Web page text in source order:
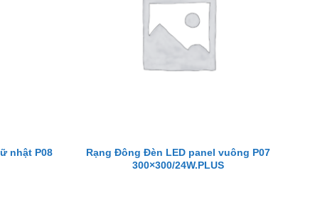
nhật P08
Rạng Đông Đèn LED panel vuông P07
300×300/24W.PLUS